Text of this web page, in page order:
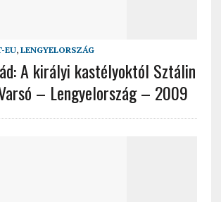
EU, LENGYELORSZÁG
A királyi kastélyoktól Sztálin
– Lengyelország – 2009